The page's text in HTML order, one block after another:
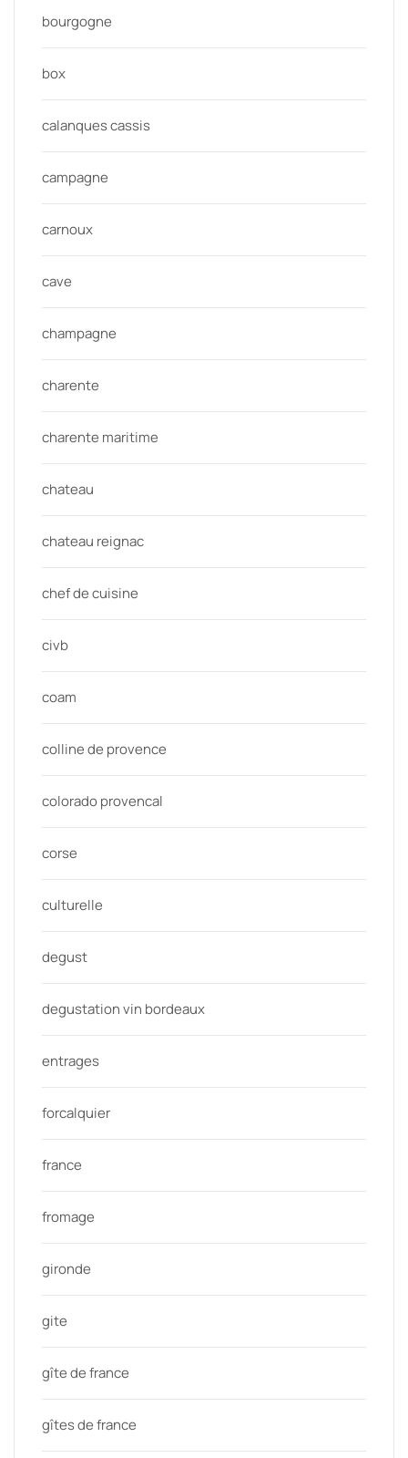
bourgogne
box
calanques cassis
campagne
carnoux
cave
champagne
charente
charente maritime
chateau
chateau reignac
chef de cuisine
civb
coam
colline de provence
colorado provencal
corse
culturelle
degust
degustation vin bordeaux
entrages
forcalquier
france
fromage
gironde
gite
gîte de france
gîtes de france